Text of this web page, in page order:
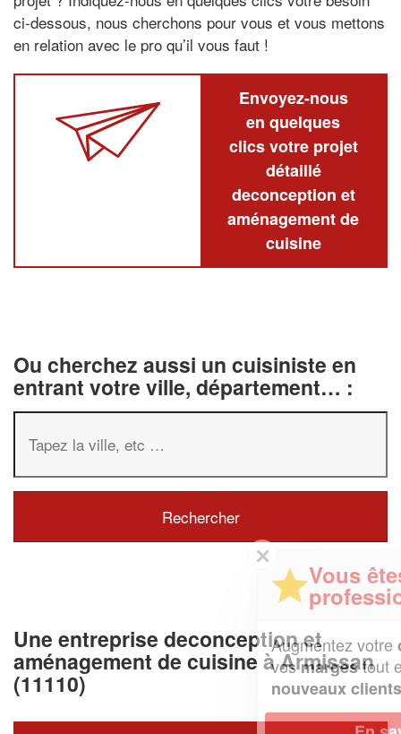
ci-dessous, nous cherchons pour vous et vous mettons
en relation avec le pro qu’il vous faut !
Envoyez-nous
en quelques
clics votre projet
détaillé
deconception et
aménagement de
cuisine
Ou cherchez aussi un cuisiniste en
entrant votre ville, département… :
Une entreprise deconception et
aménagement de cuisine à Armissan
(11110)
Vous êtes un
professionnel ?
Augmentez votrechiffre d'affaireset
vosmargestout en gagnant de